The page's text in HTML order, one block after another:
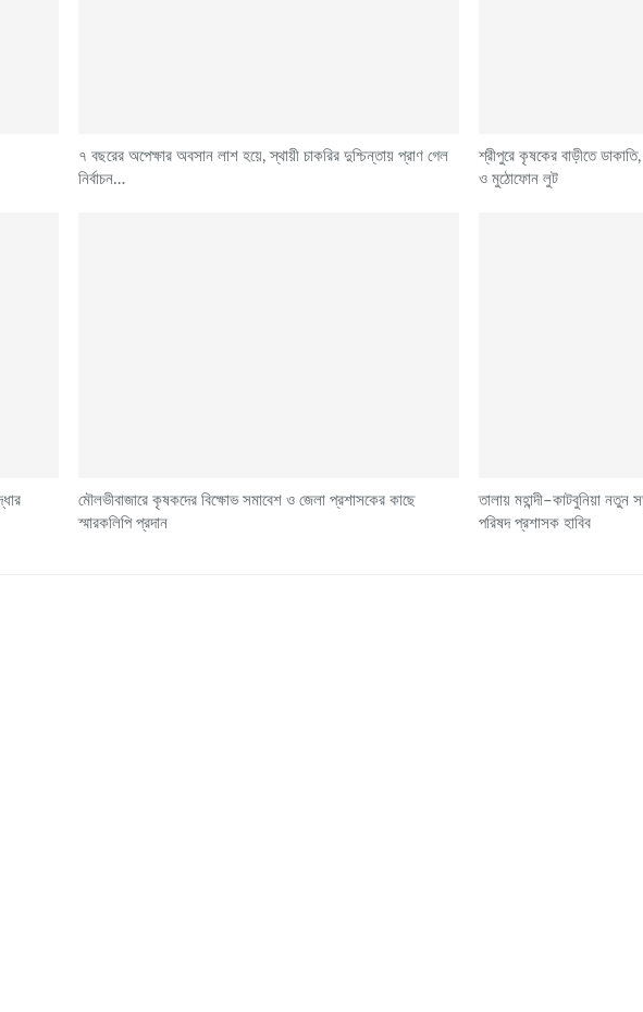
৭ বছরের অপেক্ষার অবসান লাশ হয়ে, স্থায়ী চাকরির দুশ্চিন্তায় প্রাণ গেল
নির্বাচন…
শ্রীপুরে কৃষকের বাড়ীতে
ও মুঠোফোন লুট
মৌলভীবাজারে কৃষকদের বিক্ষোভ সমাবেশ ও জেলা প্রশাসকের কাছে
স্মারকলিপি প্রদান
তালায় মহান্দী–কাটবুনিয়া
পরিষদ প্রশাসক হাবিব